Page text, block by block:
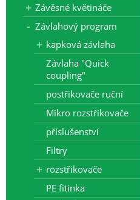
Závěsné květináče
Závlahový program
kapková závlaha
Závlaha "Quick
coupling"
postřikovače ruční
Mikro rozstřikovače
příslušenství
Filtry
rozstřikovače
PE fitinka